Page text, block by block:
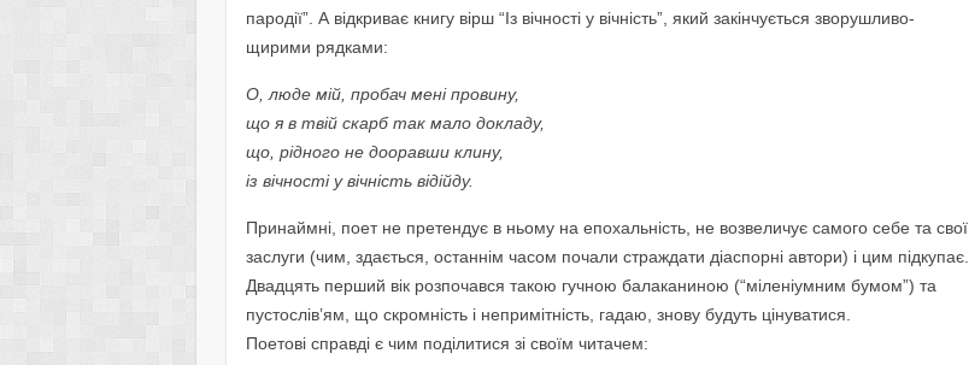
пародії”. А відкриває книгу вірш “Із вічності у вічність”, який закінчується зворушливо-
щирими рядками:
О, люде мій, пробач мені провину,
що я в твій скарб так мало докладу,
що, рідного не дооравши клину,
із вічності у вічність відійду.
Принаймні, поет не претендує в ньому на епохальність, не возвеличує самого себе та свої
заслуги (чим, здається, останнім часом почали страждати діаспорні автори) і цим підкупає.
Двадцять перший вік розпочався такою гучною балаканиною (“міленіумним бумом”) та
пустослів’ям, що скромність і непримітність, гадаю, знову будуть цінуватися.
Поетові справді є чим поділитися зі своїм читачем: